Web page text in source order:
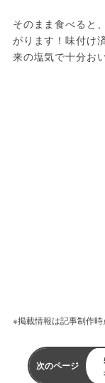
そのまま食べると
がります！味付け
来の塩気で十分お
※掲載情報は記事制作時
次のページ